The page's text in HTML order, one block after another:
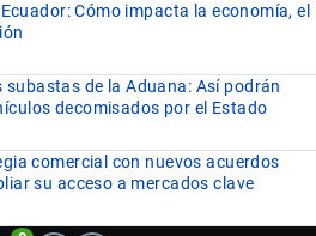
Cómo impacta la economía, el
de la Aduana: Así podrán
decomisados por el Estado
comercial con nuevos acuerdos
su acceso a mercados clave